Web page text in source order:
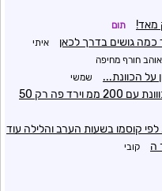
מאד! תום
כמה גושים בדרך לכאן איתי
אוהב חורף מחיפה
על הכוונת... שמשי
פה רק 50
קוסמו בשעות הערב והלילה עוד
ה
קובי